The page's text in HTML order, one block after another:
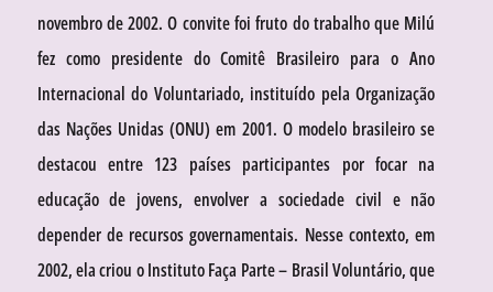
novembro de 2002. O convite foi fruto do trabalho que Milú
fez como presidente do Comitê Brasileiro para o Ano
Internacional do Voluntariado, instituído pela Organização
das Nações Unidas (ONU) em 2001. O modelo brasileiro se
destacou entre 123 países participantes por focar na
educação de jovens, envolver a sociedade civil e não
depender de recursos governamentais. Nesse contexto, em
2002, ela criou o Instituto Faça Parte – Brasil Voluntário, que